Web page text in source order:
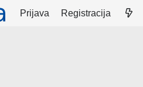
Prijava Registracija